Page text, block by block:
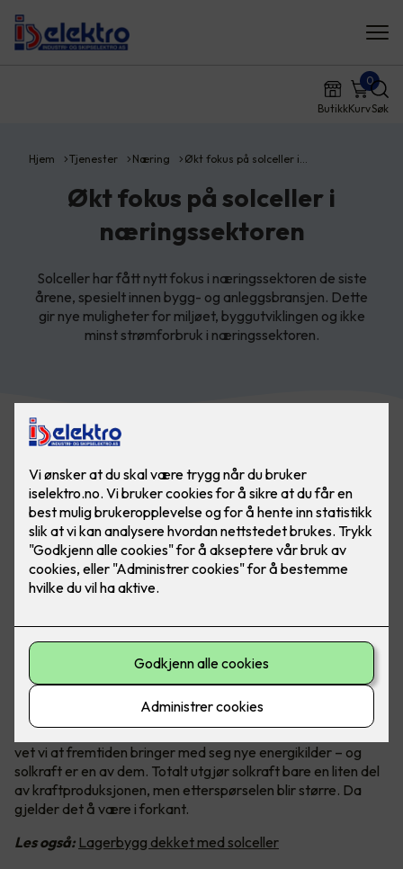
ButikkKurv
0
Søk
Hjem Tjenester Næring Økt fokus på solceller i…
Økt fokus på solceller i
næringssektoren
Solceller har fått nytt fokus i næringssektoren de siste
årene, spesielt innen bygg- og anleggsbransjen. Dette
gir nye muligheter for miljøet, byggutviklingen og ikke
minst strømforbruk i næringssektoren.
næringsbygg, kan bedriften din bli helt eller delvis
uavhengig av strømprodusenter!
Vær i forkant, det lønner seg
I Norge er vann vår hovedkilde til fornybar energi. Samtidig
vet vi at fremtiden bringer med seg nye energikilder – og
solkraft er en av dem. Totalt utgjør solkraft bare en liten del
av kraftproduksjonen, men etterspørselen blir større. Da
gjelder det å være i forkant.
Les også: Lagerbygg dekket med solceller